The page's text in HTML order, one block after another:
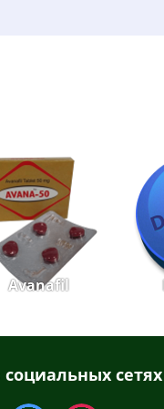
Avanafil
сетях